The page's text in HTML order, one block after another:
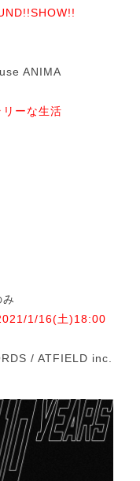
ANIMA
ーな生活
1/16(土)18:00
/ ATFIELD inc.